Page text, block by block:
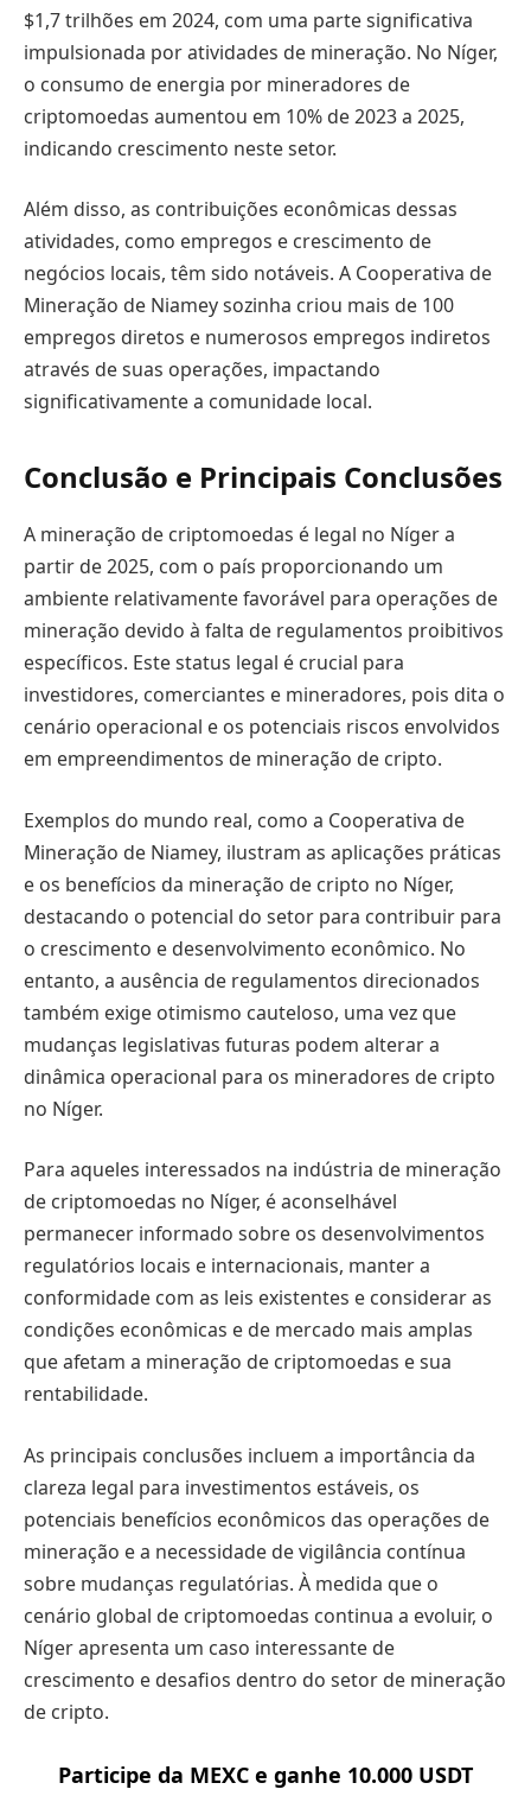
$1,7 trilhões em 2024, com uma parte significativa
impulsionada por atividades de mineração. No Níger,
o consumo de energia por mineradores de
criptomoedas aumentou em 10% de 2023 a 2025,
indicando crescimento neste setor.
Além disso, as contribuições econômicas dessas
atividades, como empregos e crescimento de
negócios locais, têm sido notáveis. A Cooperativa de
Mineração de Niamey sozinha criou mais de 100
empregos diretos e numerosos empregos indiretos
através de suas operações, impactando
significativamente a comunidade local.
Conclusão e Principais Conclusões
A mineração de criptomoedas é legal no Níger a
partir de 2025, com o país proporcionando um
ambiente relativamente favorável para operações de
mineração devido à falta de regulamentos proibitivos
específicos. Este status legal é crucial para
investidores, comerciantes e mineradores, pois dita o
cenário operacional e os potenciais riscos envolvidos
em empreendimentos de mineração de cripto.
Exemplos do mundo real, como a Cooperativa de
Mineração de Niamey, ilustram as aplicações práticas
e os benefícios da mineração de cripto no Níger,
destacando o potencial do setor para contribuir para
o crescimento e desenvolvimento econômico. No
entanto, a ausência de regulamentos direcionados
também exige otimismo cauteloso, uma vez que
mudanças legislativas futuras podem alterar a
dinâmica operacional para os mineradores de cripto
no Níger.
Para aqueles interessados na indústria de mineração
de criptomoedas no Níger, é aconselhável
permanecer informado sobre os desenvolvimentos
regulatórios locais e internacionais, manter a
conformidade com as leis existentes e considerar as
condições econômicas e de mercado mais amplas
que afetam a mineração de criptomoedas e sua
rentabilidade.
As principais conclusões incluem a importância da
clareza legal para investimentos estáveis, os
potenciais benefícios econômicos das operações de
mineração e a necessidade de vigilância contínua
sobre mudanças regulatórias. À medida que o
cenário global de criptomoedas continua a evoluir, o
Níger apresenta um caso interessante de
crescimento e desafios dentro do setor de mineração
de cripto.
Participe da MEXC e ganhe 10.000 USDT